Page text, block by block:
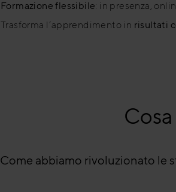
Formazione flessibile: in presenza,
Trasforma l’apprendimento in risultati
Come abbiamo rivoluzionato le